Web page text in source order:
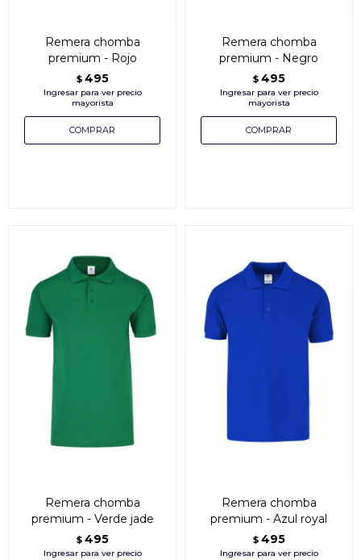
Remera chomba
premium - Rojo
$ 495
Remera chomba
premium - Negro
$ 495
Remera chomba
premium - Verde jade
$ 495
Remera chomba
premium - Azul royal
$ 495